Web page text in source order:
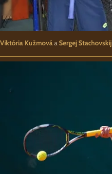
Viktória KužmováaSergej Stachovskij